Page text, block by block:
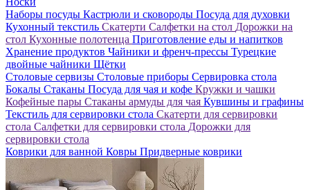
Наборы посуды Кастрюли и сковороды Посуда для духовки
Кухонный текстиль Скатерти Салфетки на стол Дорожки на
стол Кухонные полотенца Приготовление еды и напитков
Хранение продуктов Чайники и френч-прессы Турецкие
двойные чайники Щётки
Столовые сервизы Столовые приборы Сервировка стола
Бокалы Стаканы Посуда для чая и кофе Кружки и чашки
Кофейные пары Стаканы армуды для чая Кувшины и графины
Текстиль для сервировки стола Скатерти для сервировки
стола Салфетки для сервировки стола Дорожки для
сервировки стола
Коврики для ванной Ковры Придверные коврики